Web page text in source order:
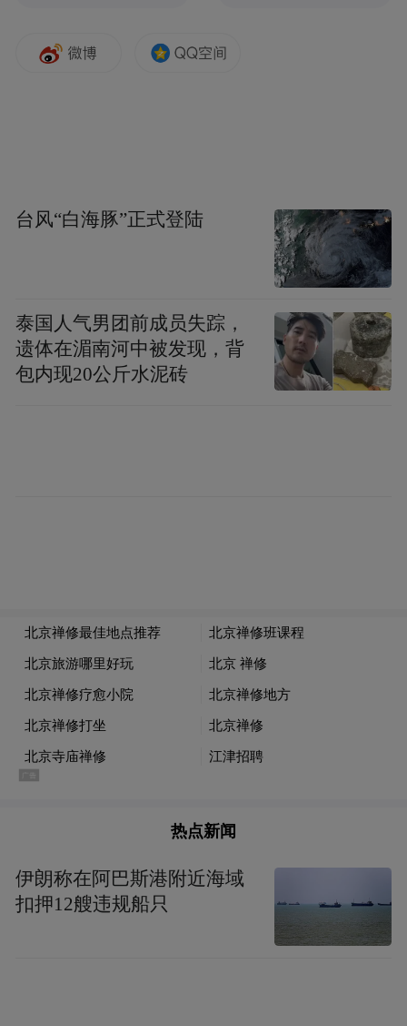
台风“白海豚”正式登陆
泰国人气男团前成员失踪，
遗体在湄南河中被发现，背
包内现20公斤水泥砖
热点新闻
伊朗称在阿巴斯港附近海域
扣押12艘违规船只